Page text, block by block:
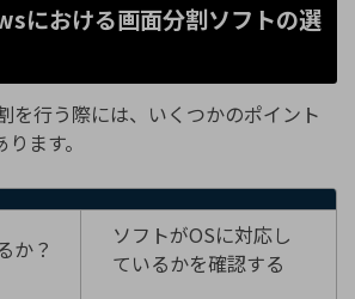
における画面分割ソフトの選
を行う際には、いくつかのポイント
ます。
か？
ソフトがOSに対応し
ているかを確認する